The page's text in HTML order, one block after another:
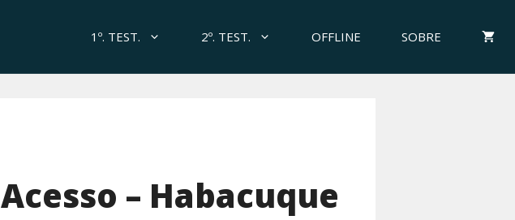
1º. TEST. 2º. TEST. OFFLINE SOBRE
Acesso – Habacuque